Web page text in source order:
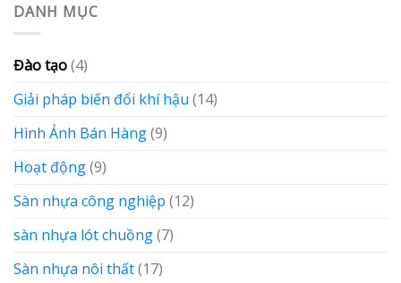
DANH MỤC
Đào tạo(4)
Giải pháp biến đổi khí hậu (14)
Hình Ảnh Bán Hàng(9)
Hoạt động(9)
Sàn nhựa công nghiệp (12)
sàn nhựa lót chuồng(7)
Sàn nhựa nôi thất(17)